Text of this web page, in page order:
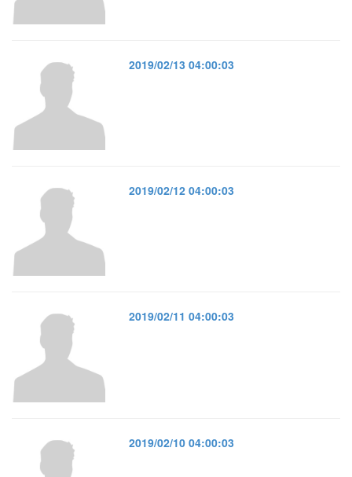
2019/02/13 04:00:03
2019/02/12 04:00:03
2019/02/11 04:00:03
2019/02/10 04:00:03